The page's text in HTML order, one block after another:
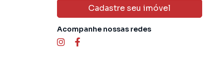
Cadastre seu imóvel
Acompanhe nossas redes